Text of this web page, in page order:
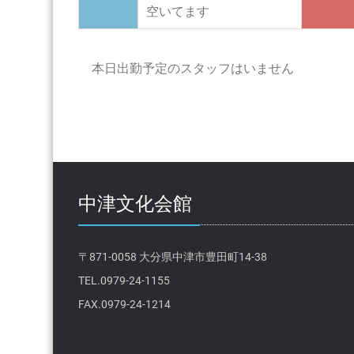
空いてます
本日出勤予定のスタッフはいません
中津文化会館
〒871-0058 大分県中津市豊田町14-38
TEL.0979-24-1155
FAX.0979-24-1214